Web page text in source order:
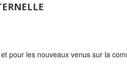
pour les nouveaux venus sur la